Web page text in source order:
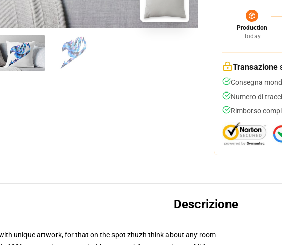
Production
Today
Transazione
Consegna
Numero di
Rimborso
Descrizione
unique artwork, for that on the spot zhuzh think about any room